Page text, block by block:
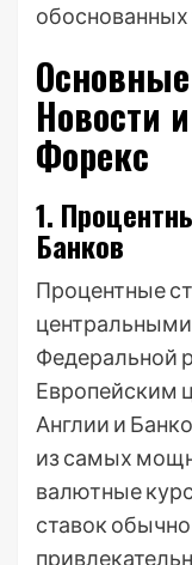
Новости
Форекс
1.
Банков
Процентные
Федеральной
Европейским
Англии и
из самых
валютные
ставок